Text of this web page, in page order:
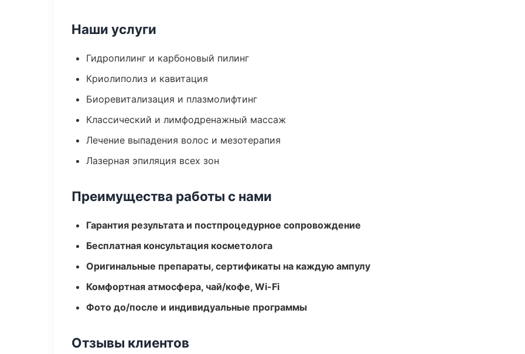
Наши услуги
Гидропилинг и карбоновый пилинг
Криолиполиз и кавитация
Биоревитализация и плазмолифтинг
Классический и лимфодренажный массаж
Лечение выпадения волос и мезотерапия
Лазерная эпиляция всех зон
Преимущества работы с нами
Гарантия результата и постпроцедурное сопровождение
Бесплатная консультация косметолога
Оригинальные препараты, сертификаты на каждую ампулу
Комфортная атмосфера, чай/кофе, Wi-Fi
Фото до/после и индивидуальные программы
Отзывы клиентов